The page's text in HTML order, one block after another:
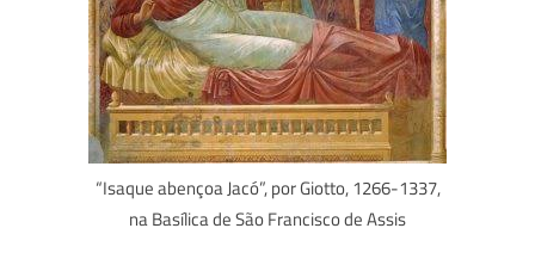
“Isaque abençoa Jacó”, por Giotto, 1266-1337,
na Basílica de São Francisco de Assis